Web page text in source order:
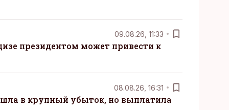
09.08.26, 11:33
президентом может привести к
08.08.26, 16:31
в крупный убыток, но выплатила